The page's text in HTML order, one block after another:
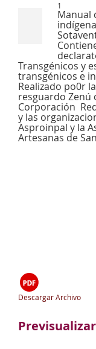
1
Manual
Transgénicos y
transgénicos e
Realizado po0r
resguardo Zenú
Corporación
y las
Asproinpal y la
Artesanas de
Descargar Archivo